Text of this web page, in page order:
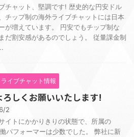
チャット、堅調です! 歴史的な円安ドル
チップ制の海外ライブチャットには日本
が増えています。 円安でもチップ制な
だ割安感があるのでしょう。 従量課金制
イブチャット情報
ろしくお願いいたします!
2
イトにかかりきりの状態で、所属の
パフォーマーは少数でした。 弊社に新